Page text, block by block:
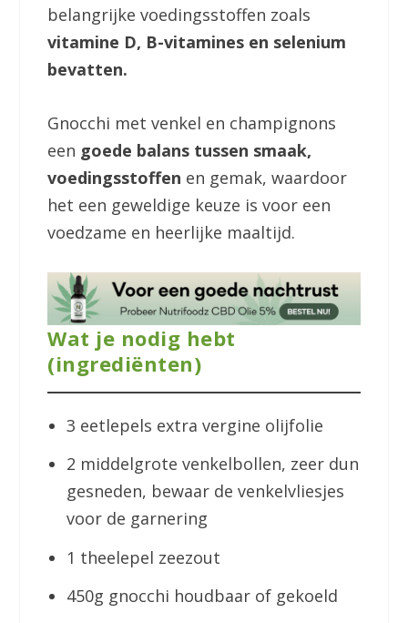
belangrijke voedingsstoffen zoals
vitamine D, B-vitamines en selenium
bevatten.
Gnocchi met venkel en champignons
een goede balans tussen smaak,
voedingsstoffen en gemak, waardoor
het een geweldige keuze is voor een
voedzame en heerlijke maaltijd.
Wat je nodig hebt
(ingrediënten)
3 eetlepels extra vergine olijfolie
2 middelgrote venkelbollen, zeer dun
gesneden, bewaar de venkelvliesjes
voor de garnering
1 theelepel zeezout
450g gnocchi houdbaar of gekoeld